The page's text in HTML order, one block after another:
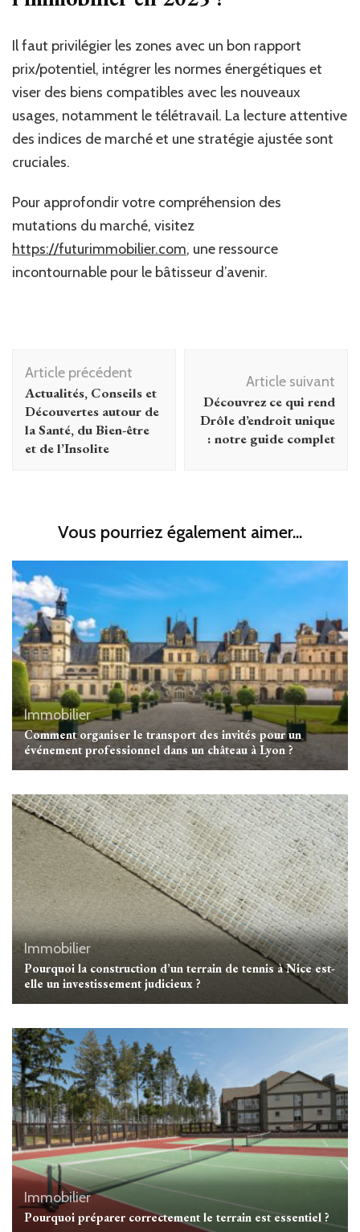
Il faut privilégier les zones avec un bon rapport
prix/potentiel, intégrer les normes énergétiques et
viser des biens compatibles avec les nouveaux
usages, notamment le télétravail. La lecture attentive
des indices de marché et une stratégie ajustée sont
cruciales.
Pour approfondir votre compréhension des
mutations du marché, visitez
https://futurimmobilier.com, une ressource
incontournable pour le bâtisseur d’avenir.
Navigation
d'article
Article précédent
Actualités, Conseils et
Découvertes autour de
la Santé, du Bien-être
et de l’Insolite
Article suivant
Découvrez ce qui rend
Drôle d’endroit unique
: notre guide complet
Vous pourriez également aimer...
Immobilier
Comment organiser le transport des invités pour un
événement professionnel dans un château à Lyon ?
Immobilier
Pourquoi la construction d’un terrain de tennis à Nice est-
elle un investissement judicieux ?
Immobilier
Pourquoi préparer correctement le terrain est essentiel ?